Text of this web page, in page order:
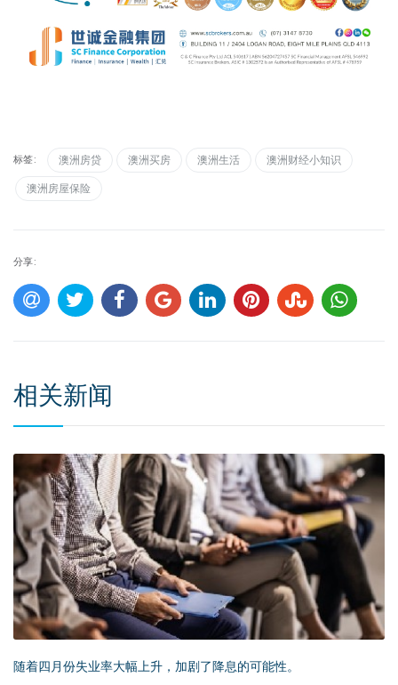
标签: 澳洲房贷 澳洲买房 澳洲生活 澳洲财经小知识
澳洲房屋保险
分享:
相关新闻
随着四月份失业率大幅上升，加剧了降息的可能性。